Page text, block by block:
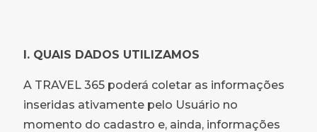
I. QUAIS DADOS UTILIZAMOS
A TRAVEL 365 poderá coletar as informações
inseridas ativamente pelo Usuário no
momento do cadastro e, ainda, informações